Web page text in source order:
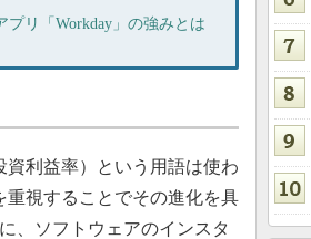
リ「Workday」の強みとは
資利益率）という用語は使わ
重視することでその進化を具
、ソフトウェアのインスタ